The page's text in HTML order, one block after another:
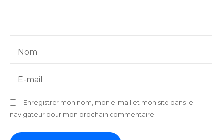
Nom
E-mail
Enregistrer mon nom, mon e-mail et mon site dans le
navigateur pour mon prochain commentaire.